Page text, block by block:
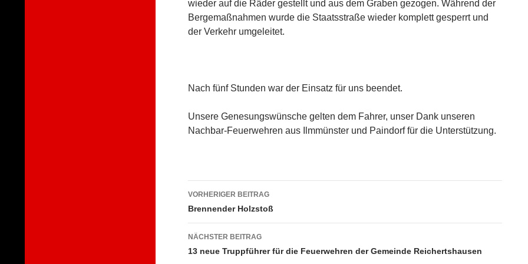
wieder auf die Räder gestellt und aus dem Graben gezogen. Während der
Bergemaßnahmen wurde die Staatsstraße wieder komplett gesperrt und
der Verkehr umgeleitet.
Nach fünf Stunden war der Einsatz für uns beendet.
Unsere Genesungswünsche gelten dem Fahrer, unser Dank unseren
Nachbar-Feuerwehren aus Ilmmünster und Paindorf für die Unterstützung.
Beitragsnavigation
VORHERIGER BEITRAG
Brennender Holzstoß
NÄCHSTER BEITRAG
13 neue Truppführer für die Feuerwehren der Gemeinde Reichertshausen